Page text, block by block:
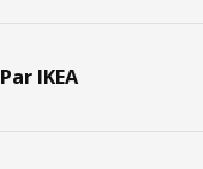
Par IKEA